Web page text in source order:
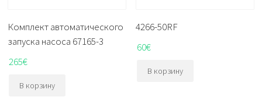
Комплект автоматического
запуска насоса 67165-3
265€
В корзину
4266-50RF
60€
В корзину